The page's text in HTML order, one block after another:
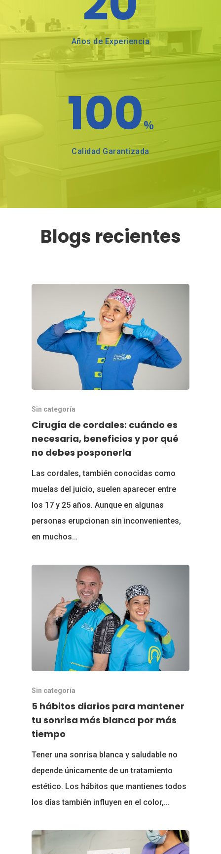
Años de Experiencia
100%
Calidad Garantizada
Blogs recientes
Sin categoría
Cirugía de cordales: cuándo es
necesaria, beneficios y por qué
no debes posponerla
Las cordales, también conocidas como
muelas del juicio, suelen aparecer entre
los 17 y 25 años. Aunque en algunas
personas erupcionan sin inconvenientes,
en muchos…
Sin categoría
5 hábitos diarios para mantener
tu sonrisa más blanca por más
tiempo
Tener una sonrisa blanca y saludable no
depende únicamente de un tratamiento
estético. Los hábitos que mantienes todos
los días también influyen en el color,…
Inicio
Servicios
Odontología Estética
Contacto